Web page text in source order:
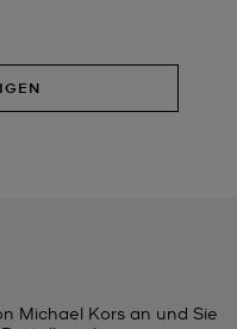
Michael Kors an und Sie